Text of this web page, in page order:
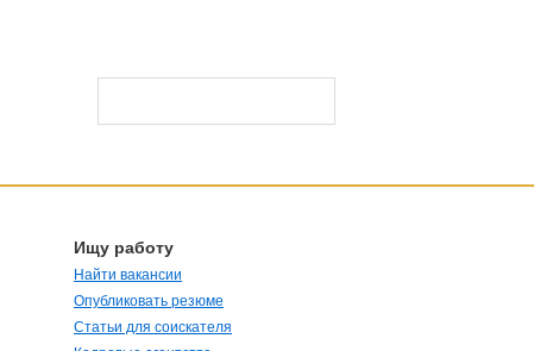
Ищу работу
Найти вакансии
Опубликовать резюме
Статьи для соискателя